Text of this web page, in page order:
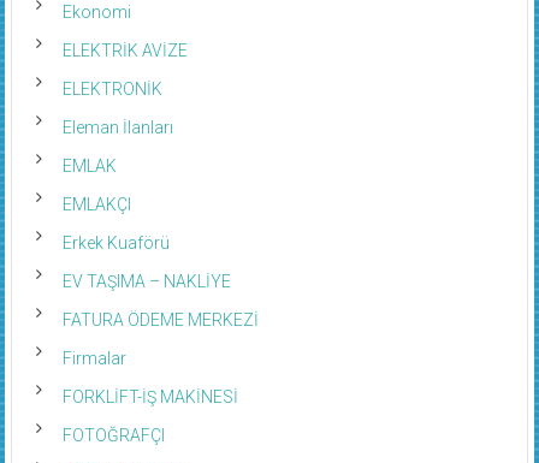
Ekonomi
ELEKTRİK AVİZE
ELEKTRONİK
Eleman İlanları
EMLAK
EMLAKÇI
Erkek Kuaförü
EV TAŞIMA – NAKLİYE
FATURA ÖDEME MERKEZİ
Firmalar
FORKLİFT-İŞ MAKİNESİ
FOTOĞRAFÇI